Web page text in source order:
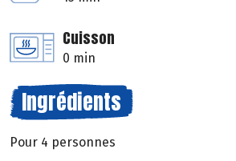
Cuisson
0 min
Ingrédients
Pour 4 personnes